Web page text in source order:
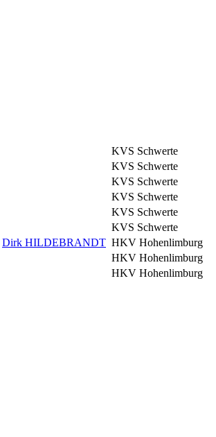
KVS Schwerte
KVS Schwerte
KVS Schwerte
KVS Schwerte
KVS Schwerte
KVS Schwerte
Dirk HILDEBRANDT HKV Hohenlimburg
HKV Hohenlimburg
HKV Hohenlimburg